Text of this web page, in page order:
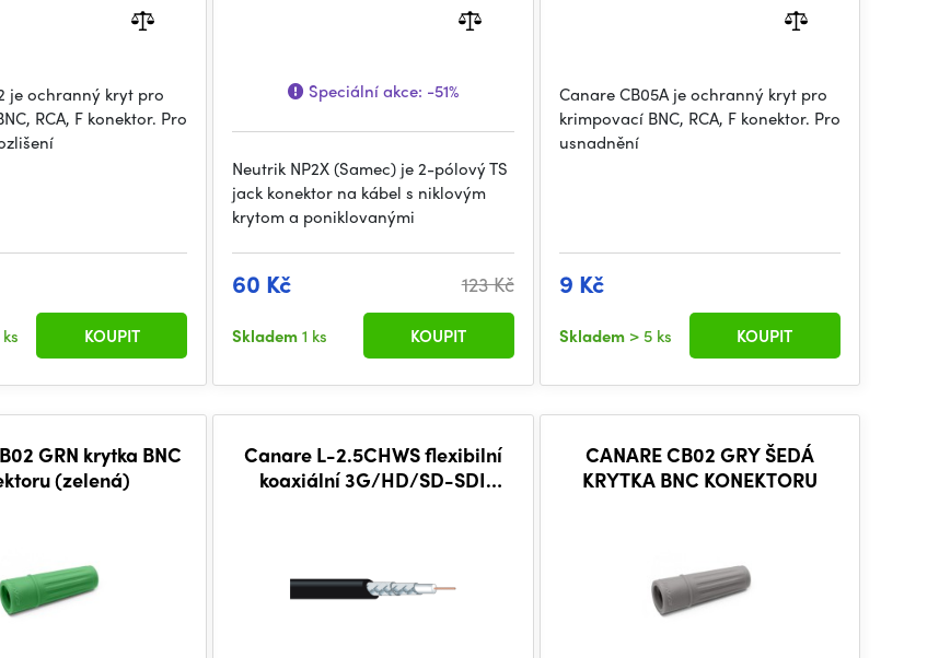
je ochranný kryt pro
RCA, F konektor. Pro
KOUPIT
Speciální akce: -51%
Neutrik NP2X (Samec) je 2-pólový TS
jack konektor na kábel s niklovým
krytom a poniklovanými
60 Kč 123 Kč
Skladem1 ks KOUPIT
Canare CB05A je ochranný kryt pro
krimpovací BNC, RCA, F konektor. Pro
usnadnění
9 Kč
Skladem > 5 ks KOUPIT
GRN krytka BNC
(zelená)
Canare L-2.5CHWS flexibilní
koaxiální 3G/HD/SD-SDI
CANARE CB02 GRY ŠEDÁ
KRYTKA BNC KONEKTORU